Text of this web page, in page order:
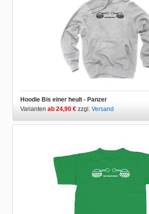
Hoodie Bis einer heult - Panzer
Varianten ab 24,90 € zzgl. Versand